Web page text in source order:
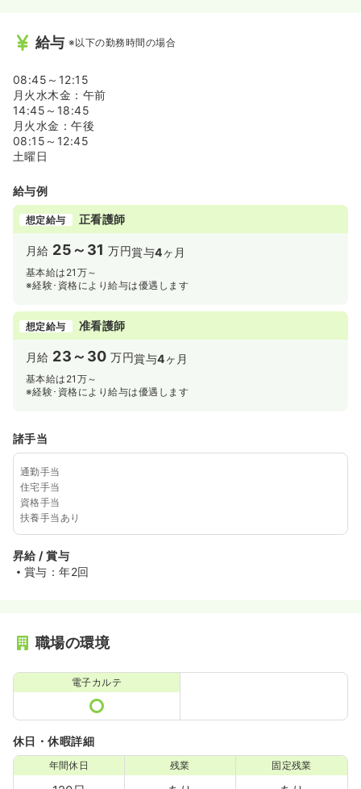
給与 ※以下の勤務時間の場合
08:45～12:15
月火水木金：午前
14:45～18:45
月火水金：午後
08:15～12:45
土曜日
給与例
想定給与 正看護師
月給 25～31 万円賞与4ヶ月
基本給は21万～
※経験･資格により給与は優遇します
想定給与 准看護師
月給 23～30 万円賞与4ヶ月
基本給は21万～
※経験･資格により給与は優遇します
諸手当
通勤手当
住宅手当
資格手当
扶養手当あり
昇給 / 賞与
賞与：年2回
職場の環境
電子カルテ
休日・休暇詳細
年間休日 残業 固定残業